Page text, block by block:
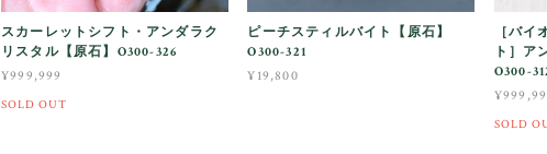
スカーレットシフト・アンダラク
リスタル【原石】O300-326
¥999,999
SOLD OUT
ピーチスティルバイト【原石】
O300-321
¥19,800
［バイ
ト］ア
O300-
SOLD